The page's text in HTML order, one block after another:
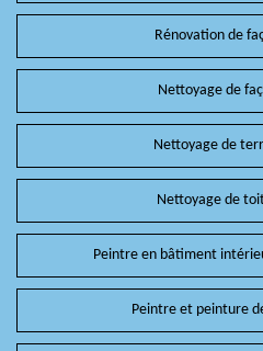
Rénovation de
Nettoyage de
Nettoyage de
Nettoyage de
Peintre en bâtiment
Peintre et peinture